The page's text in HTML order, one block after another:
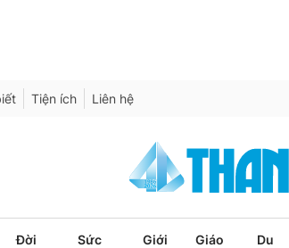
Tiện ích Liên hệ
Đời
Sức
Giới
Giáo
Du